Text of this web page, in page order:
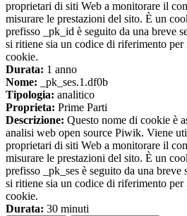
proprietari di siti Web a monitorare il
misurare le prestazioni del sito. È un
prefisso _pk_id è seguito da una breve
si ritiene sia un codice di riferimento
cookie.
Durata: 1 anno
Nome: _pk_ses.1.df0b
Tipologia: analitico
Proprieta: Prime Parti
Descrizione: Questo nome di cookie è
analisi web open source Piwik. Viene
proprietari di siti Web a monitorare il
misurare le prestazioni del sito. È un
prefisso _pk_ses è seguito da una breve
si ritiene sia un codice di riferimento
cookie.
Durata: 30 minuti